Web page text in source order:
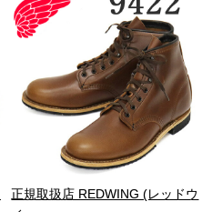
正規取扱店 REDWING (レッドウ